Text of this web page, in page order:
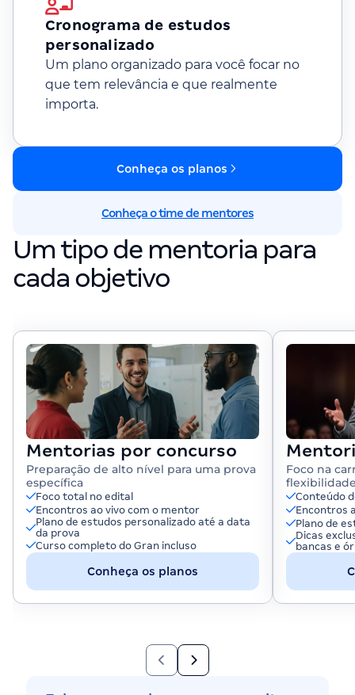
Cronograma de estudos
personalizado
Um plano organizado para você focar no
que tem relevância e que realmente
importa.
Conheça os planos
Conheça o time de mentores
Um tipo de mentoria para
cada objetivo
Mentorias por concurso
Preparação de alto nível para uma prova
específica
Foco total no edital
Encontros ao vivo com o mentor
Plano de estudos personalizado até a data
da prova
Curso completo do Gran incluso
Conheça os planos
Foco na
Conteúdo
Encontros
Plano de
Dicas
bancas e